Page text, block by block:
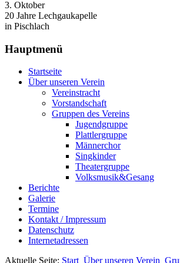
3. Oktober
20 Jahre Lechgaukapelle
in Pischlach
Hauptmenü
Startseite
Über unseren Verein
Vereinstracht
Vorstandschaft
Gruppen des Vereins
Jugendgruppe
Plattlergruppe
Männerchor
Singkinder
Theatergruppe
Volksmusik&Gesang
Berichte
Galerie
Termine
Kontakt / Impressum
Datenschutz
Internetadressen
Aktuelle Seite: Start Über unseren Verein